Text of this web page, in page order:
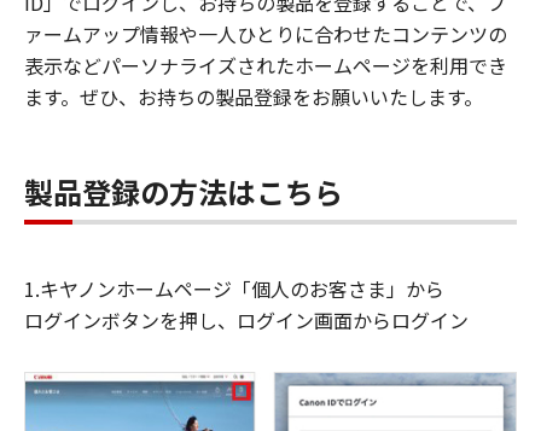
ァームアップ情報や一人ひとりに合わせたコンテンツの
表示などパーソナライズされたホームページを利用でき
ます。ぜひ、お持ちの製品登録をお願いいたします。
製品登録の方法はこちら
1.キヤノンホームページ「個人のお客さま」から
ログインボタンを押し、ログイン画面からログイン